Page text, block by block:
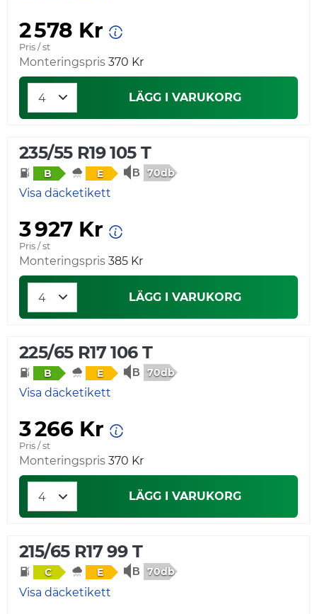
2 578 Kr
Pris / st
Monteringspris 370 Kr
LÄGG I VARUKORG
235/55 R19 105 T
B E 70db
Visa däcketikett
3 927 Kr
Pris / st
Monteringspris 385 Kr
LÄGG I VARUKORG
225/65 R17 106 T
B E 70db
Visa däcketikett
3 266 Kr
Pris / st
Monteringspris 370 Kr
LÄGG I VARUKORG
215/65 R17 99 T
C E 70db
Visa däcketikett